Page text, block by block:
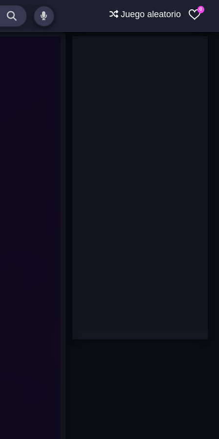
0
Juego aleatorio